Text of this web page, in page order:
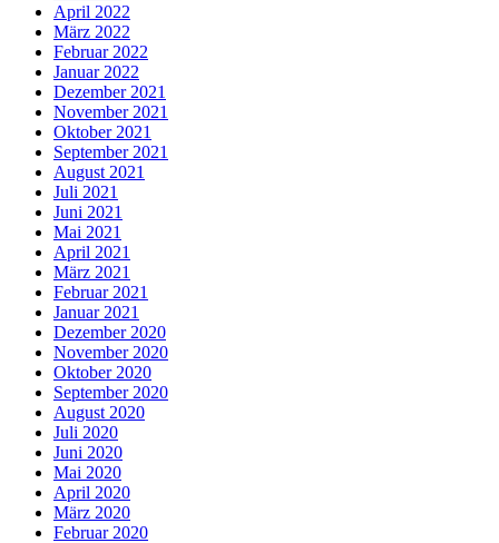
April 2022
März 2022
Februar 2022
Januar 2022
Dezember 2021
November 2021
Oktober 2021
September 2021
August 2021
Juli 2021
Juni 2021
Mai 2021
April 2021
März 2021
Februar 2021
Januar 2021
Dezember 2020
November 2020
Oktober 2020
September 2020
August 2020
Juli 2020
Juni 2020
Mai 2020
April 2020
März 2020
Februar 2020